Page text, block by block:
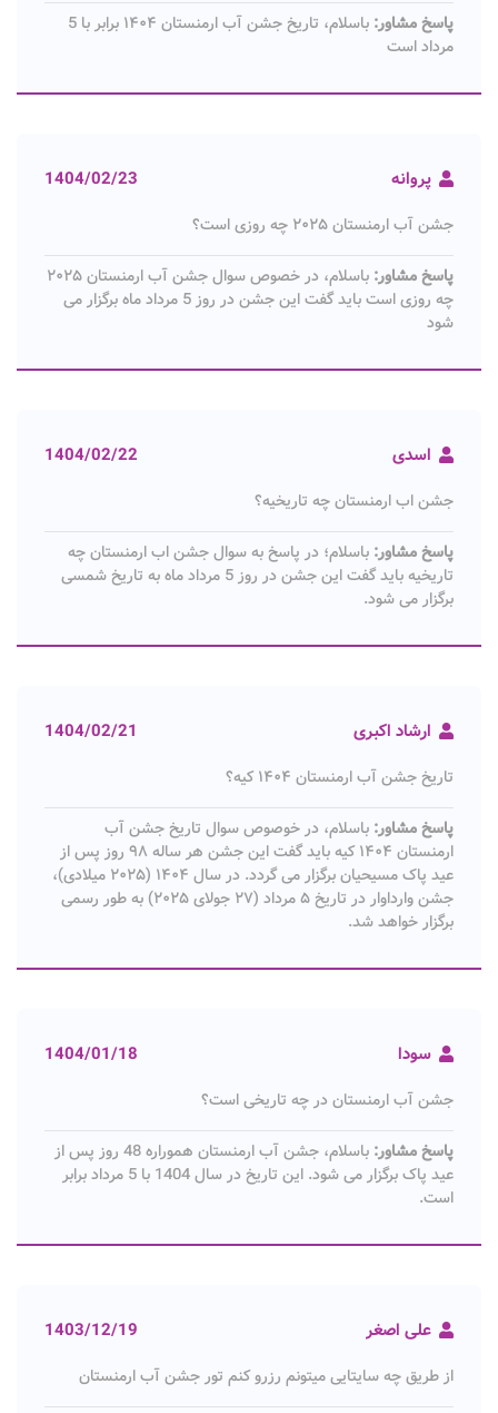
پاسخ مشاور:
باسلام، تاریخ جشن آب ارمنستان ۱۴۰۴ برابر با 5
مرداد است
پروانه 1404/02/23
جشن آب ارمنستان ۲۰۲۵ چه روزی است؟
پاسخ مشاور:
باسلام، در خصوص سوال جشن آب ارمنستان ۲۰۲۵
چه روزی است باید گفت این جشن در روز 5 مرداد ماه برگزار می
شود
اسدی 1404/02/22
جشن اب ارمنستان چه تاریخیه؟
پاسخ مشاور: باسلام؛ در پاسخ به سوال جشن اب ارمنستان چه
تاریخیه باید گفت این جشن در روز 5 مرداد ماه به تاریخ شمسی
برگزار می شود.
ارشاد اکبری 1404/02/21
تاریخ جشن آب ارمنستان ۱۴۰۴ کیه؟
پاسخ مشاور: باسلام، در خوصوص سوال تاریخ جشن آب
ارمنستان ۱۴۰۴ کیه باید گفت این جشن هر ساله ۹۸ روز پس از
عید پاک مسیحیان برگزار می گردد. در سال ۱۴۰۴ (۲۰۲۵ میلادی)،
جشن وارداوار در تاریخ ۵ مرداد (۲۷ جولای ۲۰۲۵) به طور رسمی
برگزار خواهد شد.
سودا 1404/01/18
جشن آب ارمنستان در چه تاریخی است؟
پاسخ مشاور:
باسلام، جشن آب ارمنستان هموراره 48 روز پس از
عید پاک برگزار می شود. این تاریخ در سال 1404 با 5 مرداد برابر
است.
علی اصغر 1403/12/19
از طریق چه سایتایی میتونم رزرو کنم تور جشن آب ارمنستان